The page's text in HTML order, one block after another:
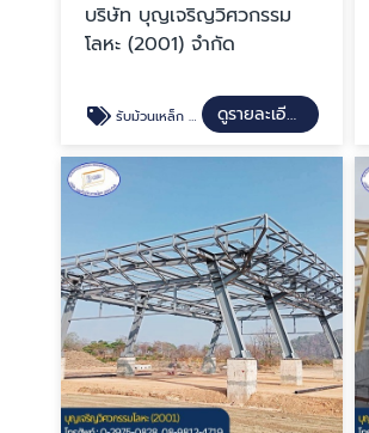
บริษัท บุญเจริญวิศวกรรม
โลหะ (2001) จำกัด
รับม้วนเหล็ก ม้วนโลหะ ดูรายละเอียด